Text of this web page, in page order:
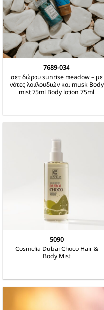
7689-034
σετ δώρου sunrise meadow – με
νότες λουλουδιών και musk Body
mist 75ml Body lotion 75ml
5090
Cosmelia Dubai Choco Hair &
Body Mist